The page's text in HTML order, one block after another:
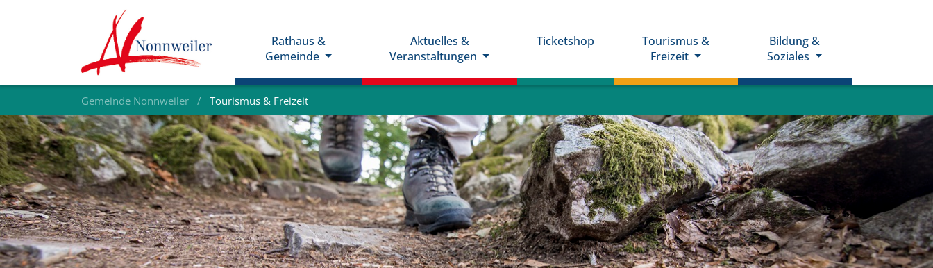
Rathaus &
Gemeinde
Aktuelles &
Veranstaltungen
Ticketshop
Tourismus &
Freizeit
Bildung &
Soziales
Gemeinde Nonnweiler Tourismus & Freizeit